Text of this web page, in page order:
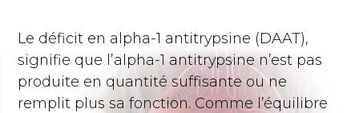
Le déficit en alpha-1 antitrypsine (DAAT),
signifie que l’alpha-1 antitrypsine n’est pas
produite en quantité suffisante ou ne
remplit plus sa fonction. Comme l’équilibre